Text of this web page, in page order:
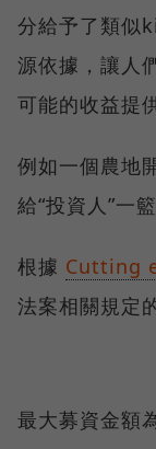
分給予了類似
源依據，讓人
可能的收益提供
例如一個農地
給“投資人”一
根據 Cutting
法案相關規定
最大募資金額